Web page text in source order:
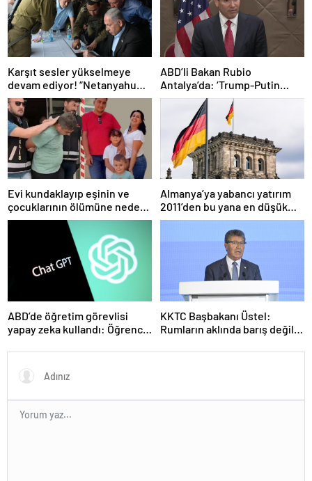
Karşıt sesler yükselmeye
devam ediyor! “Netanyahu
geleceğimizi Gazze’nin
kumlarına gömüyor”
ABD’li Bakan Rubio
Antalya’da: ‘Trump-Putin
görüşmedikçe başaramayız’
Evi kundaklayıp eşinin ve
çocuklarının ölümüne neden
olmuştu! Yeni görüntüler
Almanya’ya yabancı yatırım
2011’den bu yana en düşük
seviyede
ABD’de öğretim görevlisi
yapay zeka kullandı: Öğrenci
KKTC Başbakanı Üstel:
Rumların aklında barış değil